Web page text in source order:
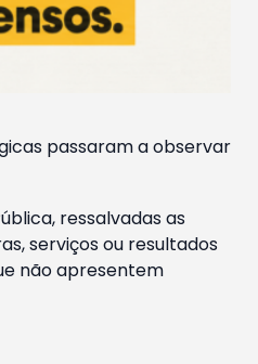
passaram a observar
ressalvadas as
serviços ou resultados
não apresentem